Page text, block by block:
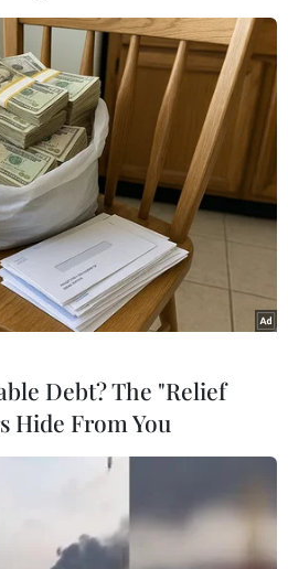
đối mặt cuộc điều tra
EU và Anh
Jedi Blue có thể đang cản trở
tranh của các đối thủ quảng
đó có thể ảnh hưởng đến
Debt? The "Relief
Hide From You